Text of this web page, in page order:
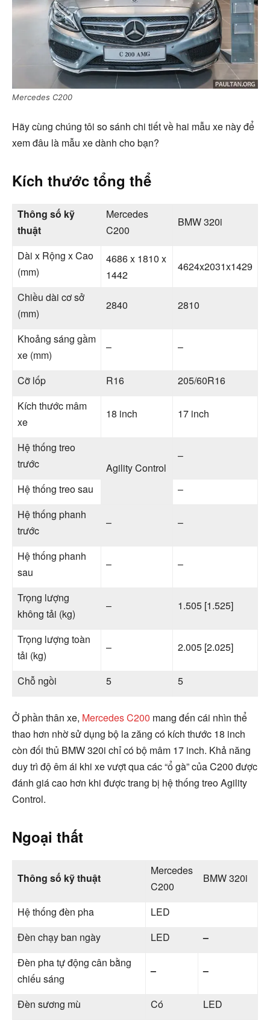
Mercedes C200
Hãy cùng chúng tôi so sánh chi tiết về hai mẫu xe này để
xem đâu là mẫu xe dành cho bạn?
Kích thước tổng thể
Thông số kỹ
thuật
Mercedes
C200
BMW 320i
Dài x Rộng x Cao
(mm)
4686 x 1810 x
1442
4624x2031x1429
Chiều dài cơ sở
(mm)
2840 2810
Khoảng sáng gầm
xe (mm)
– –
Cỡ lốp R16
205/60R16
Kích thước mâm
xe
18 inch 17 inch
Hệ thống treo
trước
Agility Control
–
Hệ thống treo sau
–
Hệ thống phanh
trước
– –
Hệ thống phanh
sau
– –
Trọng lượng
không tải (kg)
– 1.505 [1.525]
Trọng lượng toàn
tải (kg)
– 2.005 [2.025]
Chỗ ngồi 5 5
Ở phần thân xe, Mercedes C200 mang đến cái nhìn thể
thao hơn nhờ sử dụng bộ la zăng có kích thước 18 inch
còn đối thủ BMW 320i chỉ có bộ mâm 17 inch. Khả năng
duy trì độ êm ái khi xe vượt qua các “ổ gà” của C200 được
đánh giá cao hơn khi được trang bị hệ thống treo Agility
Control.
Ngoại thất
Thông số kỹ thuật
Mercedes
C200
BMW 320i
Hệ thống đèn pha
LED
Đèn chạy ban ngày
LED
–
Đèn pha tự động cân bằng
chiếu sáng
– –
Đèn sương mù Có LED